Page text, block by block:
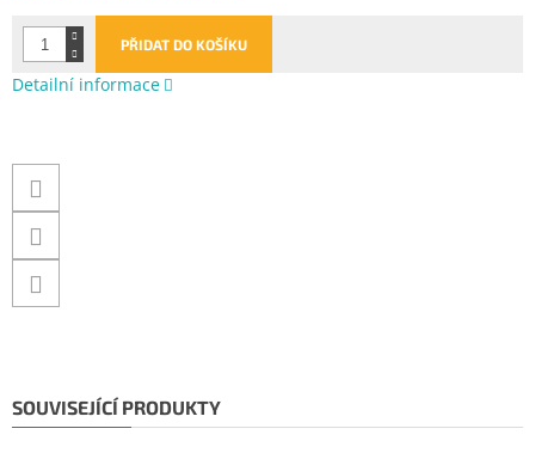
PŘIDAT DO KOŠÍKU
Detailní informace
SOUVISEJÍCÍ PRODUKTY